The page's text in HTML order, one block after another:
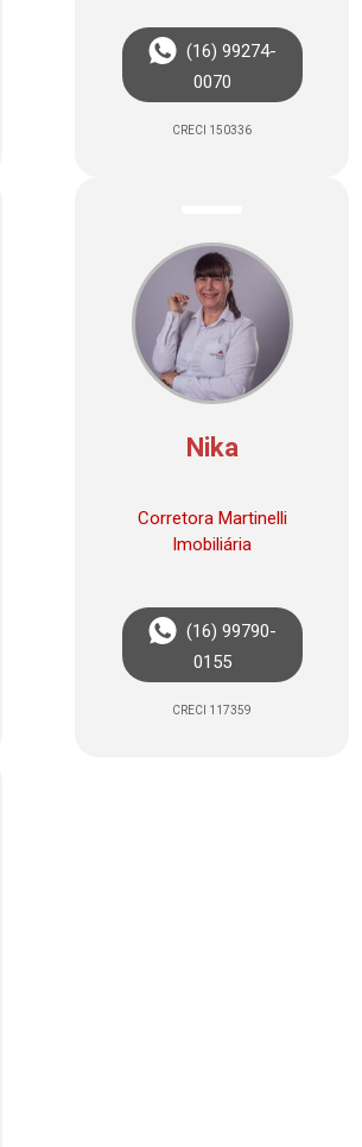
(16) 99274-
0070
CRECI 150336
Nika
Corretora Martinelli
Imobiliária
(16) 99790-
0155
CRECI 117359